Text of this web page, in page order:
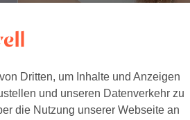
Dritten, um Inhalte und Anzeigen
und unseren Datenverkehr zu
die Nutzung unserer Webseite an